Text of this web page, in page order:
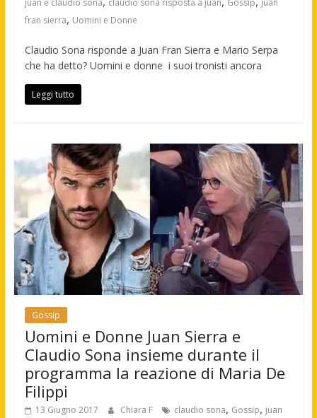
fran sierra, Uomini e Donne
Claudio Sona risponde a Juan Fran Sierra e Mario Serpa
che ha detto? Uomini e donne i suoi tronisti ancora
Leggi tutto
Gossip
Uomini e Donne Juan Sierra e
Claudio Sona insieme durante il
programma la reazione di Maria De
Filippi
13 Giugno 2017 Chiara F claudio sona, Gossip, juan